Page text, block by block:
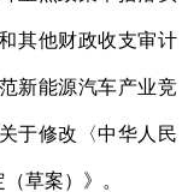
其他财政收支审计
新能源汽车产业竞
于修改〈中华人民
草案）》。